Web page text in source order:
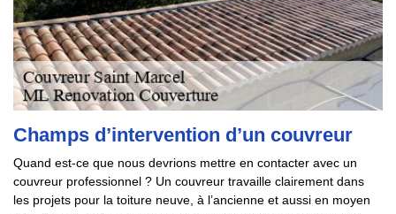
Champs d’intervention d’un couvreur
Quand est-ce que nous devrions mettre en contacter avec un
couvreur professionnel ? Un couvreur travaille clairement dans
les projets pour la toiture neuve, à l’ancienne et aussi en moyen